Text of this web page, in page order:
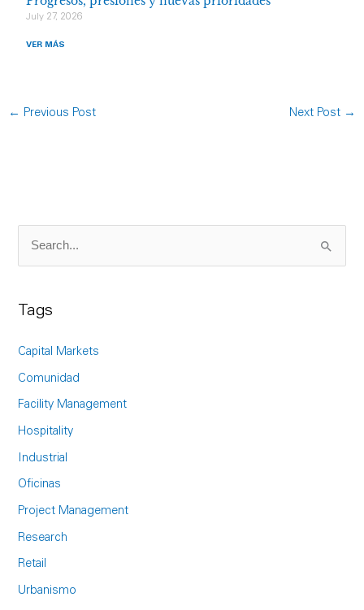
July 27, 2026
VER MÁS
← Previous Post Next Post →
c
:
Tags
Capital Markets
Comunidad
Facility Management
Hospitality
Industrial
Oficinas
Project Management
Research
Retail
Urbanismo